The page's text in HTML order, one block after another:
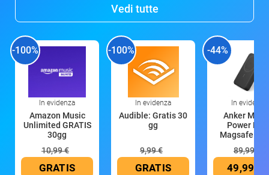
Vedi tutte
-100%
In evidenza
Amazon Music
Unlimited GRATIS
30gg
10,99 €
GRATIS
-100%
In evidenza
Audible: Gratis 30
gg
9,99 €
GRATIS
-44%
In evidenza
Anker
Power
Magsafe
89,99 €
49,99 €